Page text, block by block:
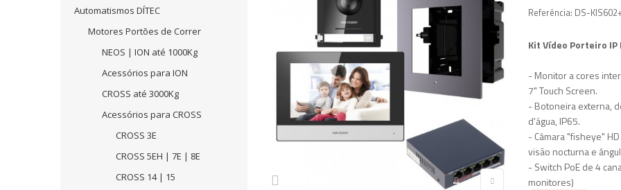
Automatismos DÍTEC
Motores Portões de Correr
NEOS | ION até 1000Kg
Acessórios para ION
CROSS até 3000Kg
Acessórios para CROSS
CROSS 3E
CROSS 5EH | 7E | 8E
CROSS 14 | 15
Referência: DS-
Kit Vídeo Porteiro IP
- Monitor a cores
7" Touch Screen.
- Botoneira externa,
d'água, IP65.
- Câmara "fisheye"
visão nocturna e
- Switch PoE de 4
monitores)